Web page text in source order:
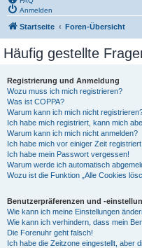
Anmelden
Startseite Foren-Übersicht
Häufig gestellte
Registrierung und Anmeldung
Wozu muss ich mich registrieren?
Was ist COPPA?
Warum kann ich mich nicht
Ich habe mich registriert, kann mich
Warum kann ich mich nicht anmelden?
Ich habe mich vor einiger Zeit
Ich habe mein Passwort vergessen!
Warum werde ich automatisch
Wozu ist die Funktion „Alle Cookies
Benutzerpräferenzen und -
Wie kann ich meine Einstellungen
Wie kann ich verhindern, dass mein
Die Forenuhr geht falsch!
Ich habe die Zeitzone eingestellt, aber